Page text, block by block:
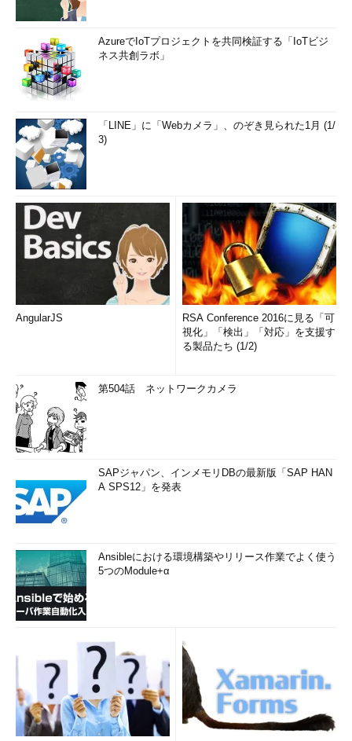
AzureでIoTプロジェクトを共同検証する「IoTビジ
ネス共創ラボ」
「LINE」に「Webカメラ」、のぞき見られた1月 (1/
3)
AngularJS
RSA Conference 2016に見る「可
視化」「検出」「対応」を支援す
る製品たち (1/2)
第504話 ネットワークカメラ
SAPジャパン、インメモリDBの最新版「SAP HAN
A SPS12」を発表
Ansibleにおける環境構築やリリース作業でよく使う
5つのModule+α